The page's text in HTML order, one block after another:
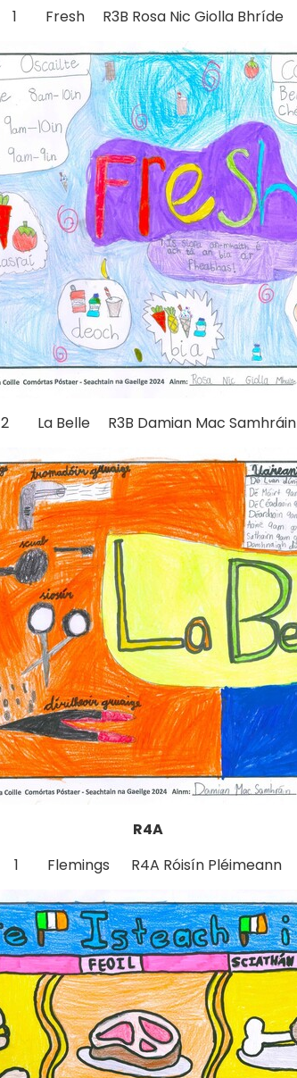
1 Fresh R3B Rosa Nic Giolla Bhríde
2 La Belle R3B Damian Mac Samhráin
R4A
1 Flemings R4A Róisín Pléimeann